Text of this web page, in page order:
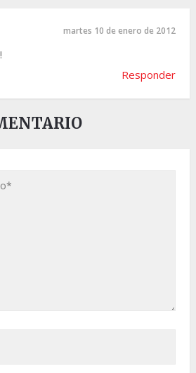
martes 10 de enero de 2012
Responder